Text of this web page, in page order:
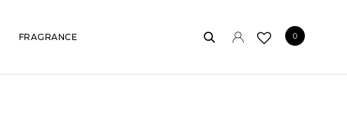
0
FRAGRANCE